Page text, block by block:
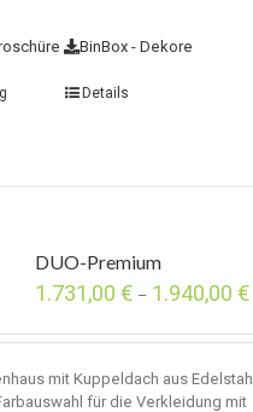
BinBox - Dekore
Details
DUO-Premium
1.731,00 € – 1.940,00 €
mit Kuppeldach aus Edelstahl
für die Verkleidung mit